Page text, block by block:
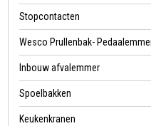
Stopcontacten
Wesco Prullenbak-
Inbouw afvalemmer
Spoelbakken
Keukenkranen